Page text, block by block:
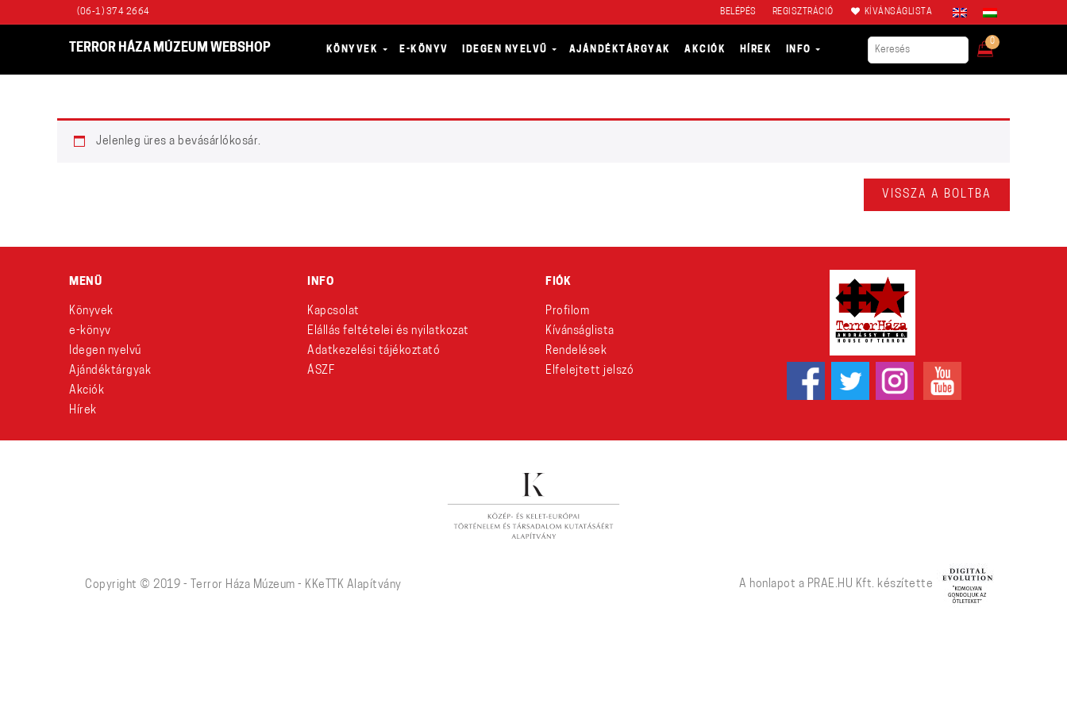
(06-1) 374 2664 BELÉPÉS REGISZTRÁCIÓ KÍVÁNSÁGLISTA
TERROR HÁZA MÚZEUM WEBSHOP KÖNYVEK E-KÖNYV IDEGEN NYELVŰ AJÁNDÉKTÁRGYAK AKCIÓK HÍREK INFO
0
Jelenleg üres a bevásárlókosár.
VISSZA A BOLTBA
MENÜ
Könyvek
e-könyv
Idegen nyelvű
Ajándéktárgyak
Akciók
Hírek
INFO
Kapcsolat
Elállás feltételei és nyilatkozat
Adatkezelési tájékoztató
ÁSZF
FIÓK
Profilom
Kívánságlista
Rendelések
Elfelejtett jelszó
Copyright © 2019 - Terror Háza Múzeum - KKeTTK Alapítvány A honlapot a PRAE.HU Kft. készítette